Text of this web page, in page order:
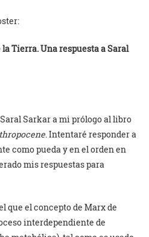
Tierra. Una respuesta a Saral
Sarkar a mi prólogo al libro
. Intentaré responder a
como pueda y en el orden en
mis respuestas para
que el concepto de Marx de
interdependiente de